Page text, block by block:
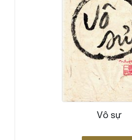
Vô sự